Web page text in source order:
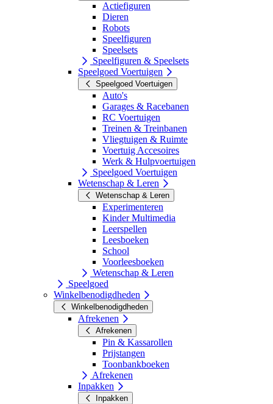
Actiefiguren
Dieren
Robots
Speelfiguren
Speelsets
Speelfiguren & Speelsets
Speelgoed Voertuigen
Speelgoed Voertuigen
Auto's
Garages & Racebanen
RC Voertuigen
Treinen & Treinbanen
Vliegtuigen & Ruimte
Voertuig Accesoires
Werk & Hulpvoertuigen
Speelgoed Voertuigen
Wetenschap & Leren
Wetenschap & Leren
Experimenteren
Kinder Multimedia
Leerspellen
Leesboeken
School
Voorleesboeken
Wetenschap & Leren
Speelgoed
Winkelbenodigdheden
Winkelbenodigdheden
Afrekenen
Afrekenen
Pin & Kassarollen
Prijstangen
Toonbankboeken
Afrekenen
Inpakken
Inpakken